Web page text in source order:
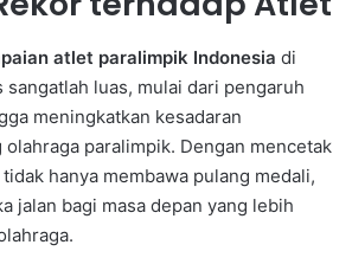
atlet paralimpik Indonesia di
sangatlah luas, mulai dari pengaruh
meningkatkan kesadaran
olahraga paralimpik. Dengan mencetak
hanya membawa pulang medali,
jalan bagi masa depan yang lebih